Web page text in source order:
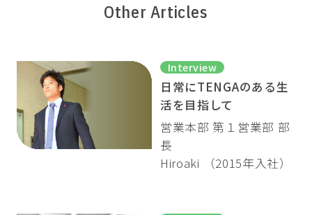
Other Articles
Interview
日常にTENGAのある生
活を目指して
営業本部 第１営業部 部
長
Hiroaki （2015年入社）